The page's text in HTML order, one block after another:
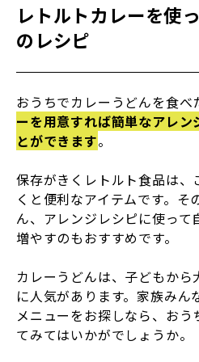
レトルトカレーを使
のレシピ
おうちでカレーうどんを食べ
ーを用意すれば簡単なアレン
とができます。
保存がきくレトルト食品は
くと便利なアイテムです。そ
ん、アレンジレシピに使って
増やすのもおすすめです。
カレーうどんは、子どもから
に人気があります。家族みん
メニューをお探しなら、おう
てみてはいかがでしょうか。